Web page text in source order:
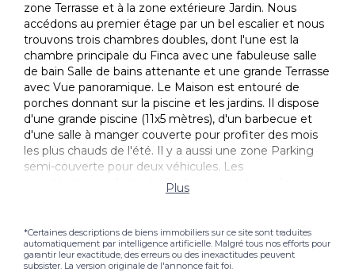
zone Terrasse et à la zone extérieure Jardin. Nous
accédons au premier étage par un bel escalier et nous
trouvons trois chambres doubles, dont l'une est la
chambre principale du Finca avec une fabuleuse salle
de bain Salle de bains attenante et une grande Terrasse
avec Vue panoramique. Le Maison est entouré de
porches donnant sur la piscine et les jardins. Il dispose
d'une grande piscine (11x5 mètres), d'un barbecue et
d'une salle à manger couverte pour profiter des mois
les plus chauds de l'été. Il y a aussi une zone Parking
semi-couverte pour deux véhicules. Les
caractéristiques Autre à mentionner sont ses deux
puits, la citerne, Chauffage central, le cycle inverse
Finca. Il s'agit d'un bien idéal pour vivre avec la famille
toute l'année ou pour profiter des mois d'été. La
tranquillité de la région, son emplacement et sa licence
Plus
*Certaines descriptions de biens immobiliers sur ce site sont traduites
automatiquement par intelligence artificielle. Malgré tous nos efforts pour
garantir leur exactitude, des erreurs ou des inexactitudes peuvent
subsister. La version originale de l'annonce fait foi.